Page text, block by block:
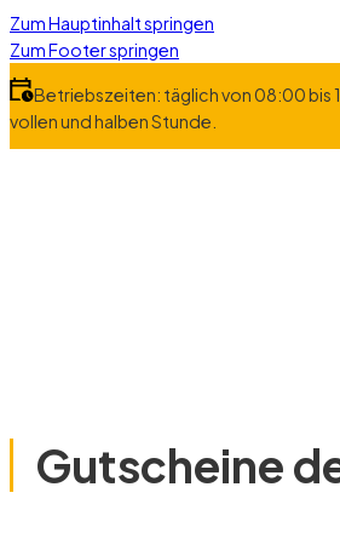
Zum Hauptinhalt springen
Zum Footer springen
Betriebszeiten: täglich von 08:00 bis
vollen und halben Stunde.
Gutscheine